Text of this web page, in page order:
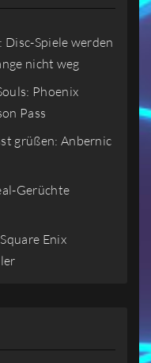
Spiele werden
nicht weg
Phoenix
Pass
grüßen: Anbernic
Gerüchte
Enix